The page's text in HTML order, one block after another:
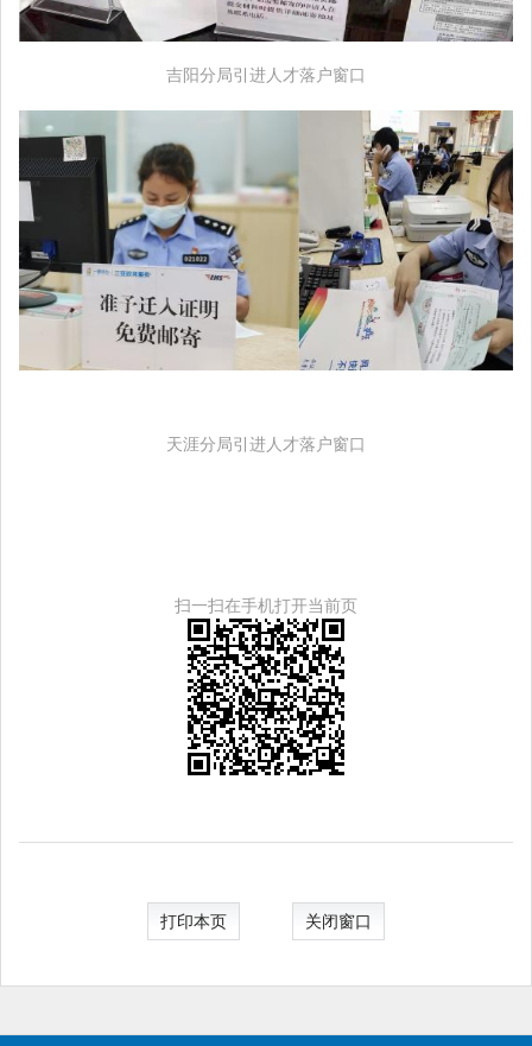
吉阳分局引进人才落户窗口
天涯分局引进人才落户窗口
扫一扫在手机打开当前页
打印本页 关闭窗口